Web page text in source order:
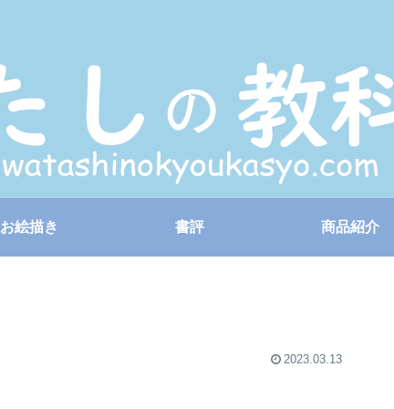
お絵描き 書評 商品紹介
2023.03.13